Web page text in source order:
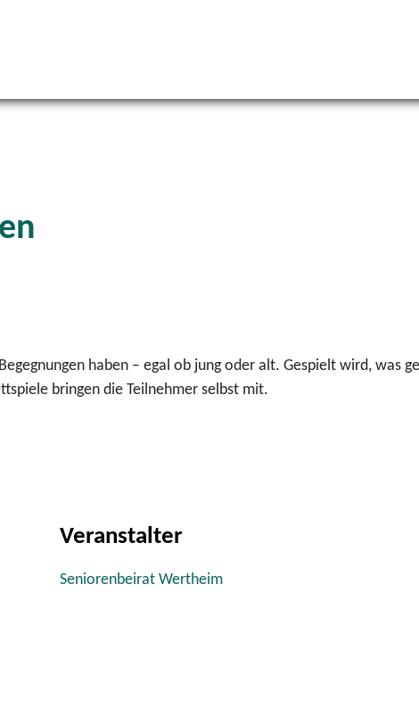
haben – egal ob jung oder alt. Gespielt wird, was
bringen die Teilnehmer selbst mit.
Veranstalter
Seniorenbeirat Wertheim